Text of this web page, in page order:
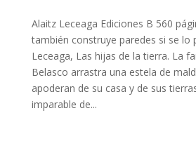
Alaitz Leceaga Ediciones B 560
también construye paredes si se lo
Leceaga, Las hijas de la tierra. La
Belasco arrastra una estela de
apoderan de su casa y de sus
imparable de...